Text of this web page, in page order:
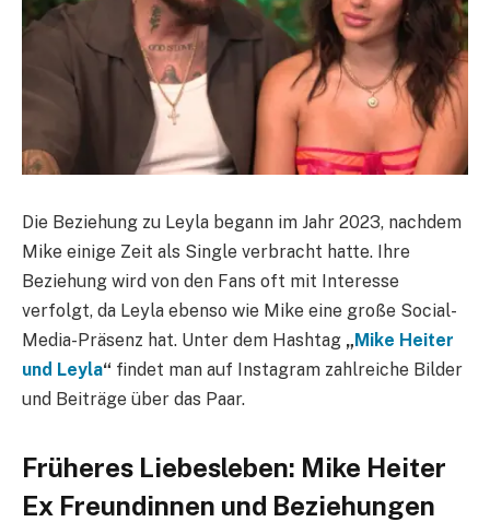
Die Beziehung zu Leyla begann im Jahr 2023, nachdem
Mike einige Zeit als Single verbracht hatte. Ihre
Beziehung wird von den Fans oft mit Interesse
verfolgt, da Leyla ebenso wie Mike eine große Social-
Media-Präsenz hat. Unter dem Hashtag „Mike Heiter
und Leyla“ findet man auf Instagram zahlreiche Bilder
und Beiträge über das Paar.
Früheres Liebesleben: Mike Heiter
Ex Freundinnen und Beziehungen